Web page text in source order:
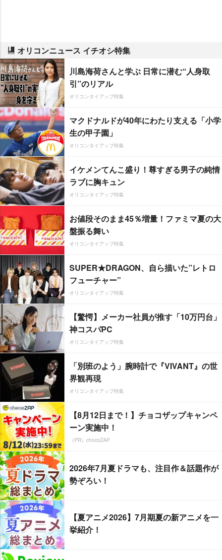
オリコンニュース イチオシ特集
川島海荷さんと学ぶ 日常に潜む“人身取
引”のリアル
オリコンタイアップ特集
マクドナルドが40年にわたり支える「小学
生の甲子園」
オリコンタイアップ特集
イケメンてんこ盛り！尊すぎる男子の純情
ラブに胸キュン
オリコンタイアップ特集
お値段そのまま45％増量！ファミマ夏の大
盤振る舞い
オリコンタイアップ特集
SUPER★DRAGON、自ら描いた”レトロ
フューチャー”
オリコンタイアップ特集
【驚愕】メーカー社員が推す「10万円台」
神コスパPC
オリコンタイアップ特集
「別班のよう」腕時計で『VIVANT』の世
界観再現
オリコンタイアップ特集
【8月12日まで！】チョコザップキャンペ
ーン実施中！
（PR）chocoZAP
2026年7月夏ドラマも、注目作＆話題作が
勢ぞろい！
【夏アニメ2026】7月期夏の新アニメを一
挙紹介！